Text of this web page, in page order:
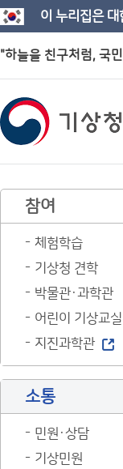
이 누리집은
"하늘을 친구처럼, 국
참여
체험학습
기상청 견학
박물관·과학관
어린이 기상교실
지진과학관
소통
민원·상담
기상민원